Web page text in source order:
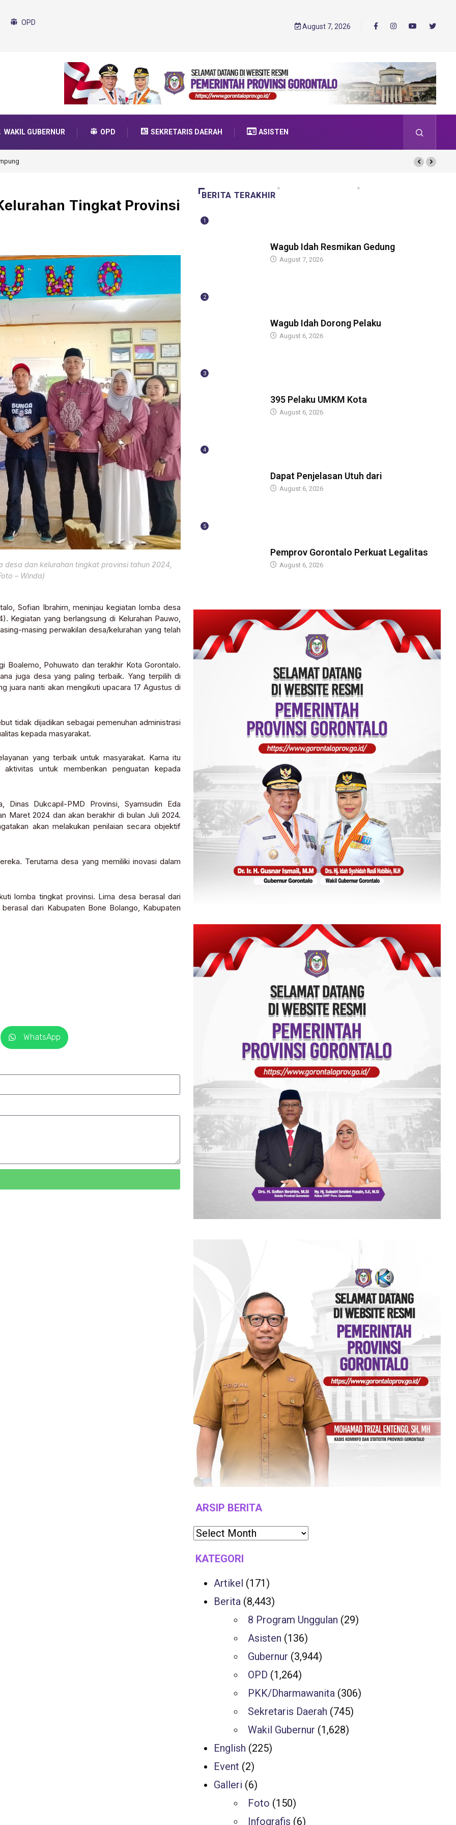
OPD August 7, 2026
WAKIL GUBERNUR OPD SEKRETARIS DAERAH ASISTEN
Transformasi 2025
Tingkat Provinsi
dan kelurahan tingkat provinsi tahun 2024,
– Winda)
Sofian Ibrahim, meninjau kegiatan lomba desa
Kegiatan yang berlangsung di Kelurahan Pauwo,
masing perwakilan desa/kelurahan yang telah
Boalemo, Pohuwato dan terakhir Kota Gorontalo.
juga desa yang paling terbaik. Yang terpilih di
juara nanti akan mengikuti upacara 17 Agustus di
tidak dijadikan sebagai pemenuhan administrasi
kepada masyarakat.
yang terbaik untuk masyarakat. Karna itu
untuk memberikan penguatan kepada
Dukcapil-PMD Provinsi, Syamsudin Eda
Maret 2024 dan akan berakhir di bulan Juli 2024.
akan melakukan penilaian secara objektif
Terutama desa yang memiliki inovasi dalam
lomba tingkat provinsi. Lima desa berasal dari
dari Kabupaten Bone Bolango, Kabupaten
WhatsApp
BERITA TERAKHIR
1
Wagub Idah Resmikan Gedung
August 7, 2026
2
Wagub Idah Dorong Pelaku
August 6, 2026
3
395 Pelaku UMKM Kota
August 6, 2026
4
Dapat Penjelasan Utuh dari
August 6, 2026
5
Pemprov Gorontalo Perkuat Legalitas
August 6, 2026
ARSIP BERITA
KATEGORI
Artikel (171)
Berita (8,443)
8 Program Unggulan (29)
Asisten (136)
Gubernur (3,944)
OPD (1,264)
PKK/Dharmawanita (306)
Sekretaris Daerah (745)
Wakil Gubernur (1,628)
English (225)
Event (2)
Galleri (6)
Foto (150)
Infografis (6)